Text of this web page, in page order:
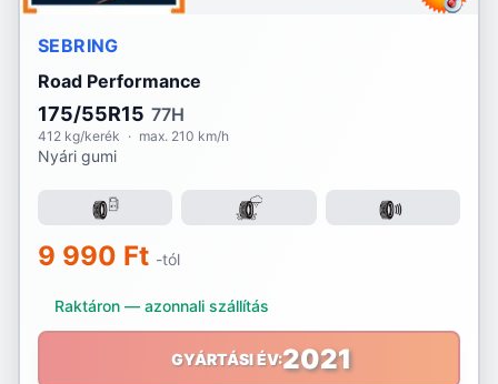
SEBRING
Road Performance
175/55R15 77H
412 kg/kerék · max. 210 km/h
Nyári gumi
9 990 Ft -tól
Raktáron — azonnali szállítás
GYÁRTÁSI ÉV:2021